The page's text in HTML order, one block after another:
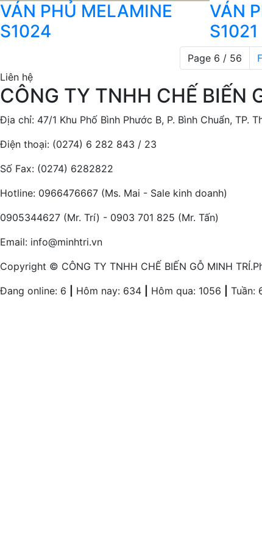
VÁN PHỦ MELAMINE
S1024
VÁN
S1021
Page 6 / 56
Liên hệ
CÔNG TY TNHH CHẾ BIẾN
Địa chỉ: 47/1 Khu Phố Bình Phước B, P. Bình Chuẩn, TP.
Điện thoại: (0274) 6 282 843 / 23
Số Fax: (0274) 6282822
Hotline: 0966476667 (Ms. Mai - Sale kinh doanh)
0905344627 (Mr. Trí) - 0903 701 825 (Mr. Tấn)
Email: info@minhtri.vn
Copyright © CÔNG TY TNHH CHẾ BIẾN GỖ MINH
Đang online: 6
Hôm nay: 634 Hôm qua: 1056 Tuần: